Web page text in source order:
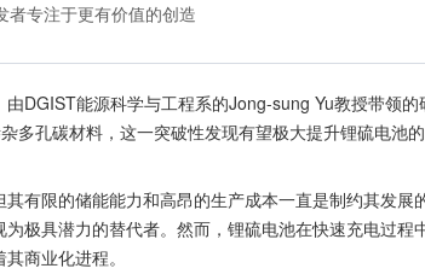
者专注于更有价值的创造
DGIST能源科学与工程系的Jong-sung Yu教授带领的
多孔碳材料，这一突破性发现有望极大提升锂硫电池的
有限的储能能力和高昂的生产成本一直是制约其发展
极具潜力的替代者。然而，锂硫电池在快速充电过程
商业化进程。